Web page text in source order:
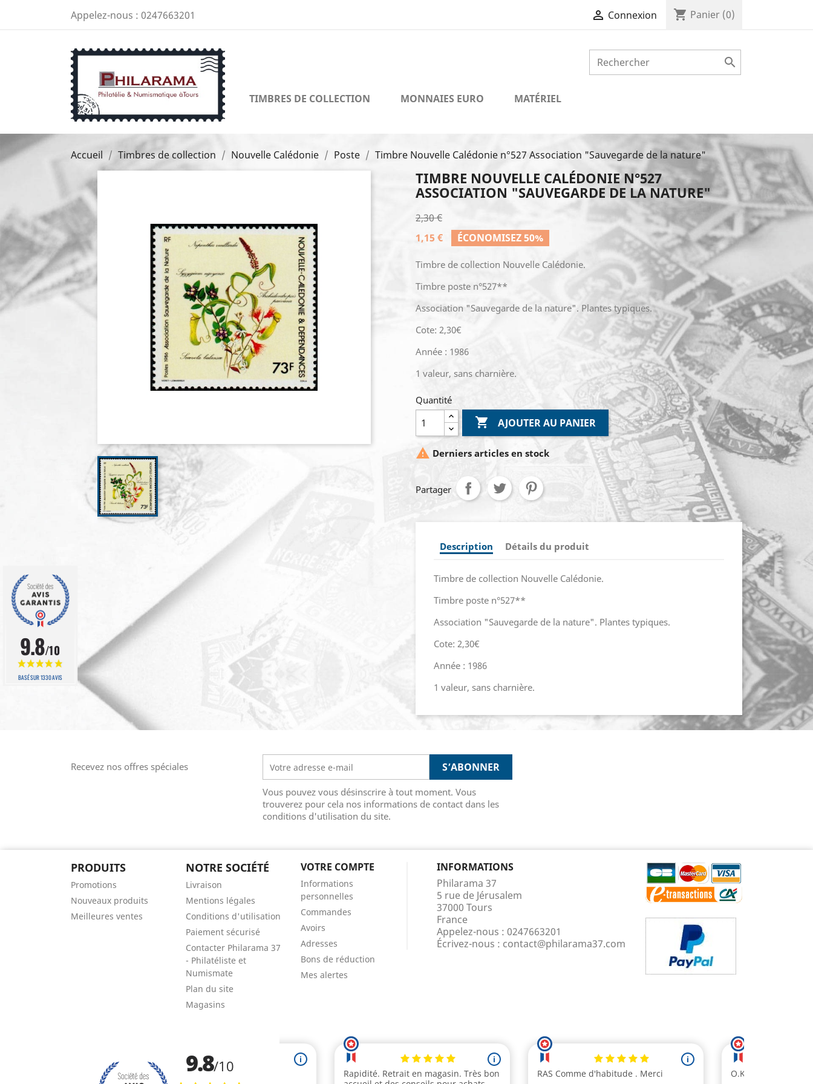
Appelez-nous : 0247663201  Connexion shopping_cart Panier (0)

TIMBRES DE COLLECTION MONNAIES EURO MATÉRIEL
Accueil Timbres de collection Nouvelle Calédonie Poste Timbre Nouvelle Calédonie n°527 Association "Sauvegarde de la nature"
TIMBRE NOUVELLE CALÉDONIE N°527
ASSOCIATION "SAUVEGARDE DE LA NATURE"
2,30 €
1,15 €
ÉCONOMISEZ 50%
Timbre de collection Nouvelle Calédonie.
Timbre poste n°527**
Association "Sauvegarde de la nature". Plantes typiques.
Cote: 2,30€
Année : 1986
1 valeur, sans charnière.
Quantité
 AJOUTER AU PANIER
 Derniers articles en stock
Partager
Description Détails du produit
Timbre de collection Nouvelle Calédonie.
Timbre poste n°527**
Association "Sauvegarde de la nature". Plantes typiques.
Cote: 2,30€
Année : 1986
1 valeur, sans charnière.
Recevez nos offres spéciales
Vous pouvez vous désinscrire à tout moment. Vous
trouverez pour cela nos informations de contact dans les
conditions d'utilisation du site.
PRODUITS
Promotions
Nouveaux produits
Meilleures ventes
NOTRE SOCIÉTÉ
Livraison
Mentions légales
Conditions d'utilisation
Paiement sécurisé
Contacter Philarama 37
- Philatéliste et
Numismate
Plan du site
Magasins
VOTRE COMPTE
Informations
personnelles
Commandes
Avoirs
Adresses
Bons de réduction
Mes alertes
INFORMATIONS
Philarama 37
5 rue de Jérusalem
37000 Tours
France
Appelez-nous : 0247663201
Écrivez-nous : contact@philarama37.com
9.8/10
BASÉ SUR 1330 AVIS